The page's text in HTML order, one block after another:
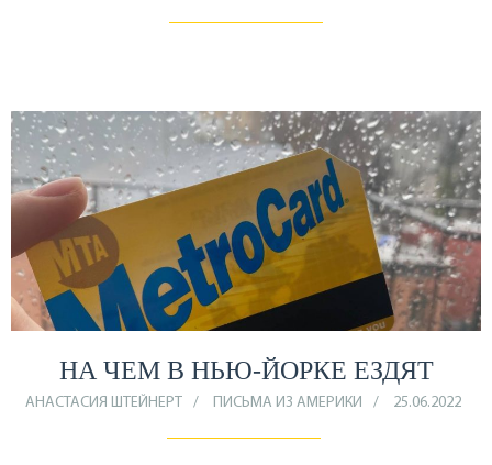
НА ЧЕМ В НЬЮ-ЙОРКЕ ЕЗДЯТ
АНАСТАСИЯ ШТЕЙНЕРТ ПИСЬМА ИЗ АМЕРИКИ 25.06.2022